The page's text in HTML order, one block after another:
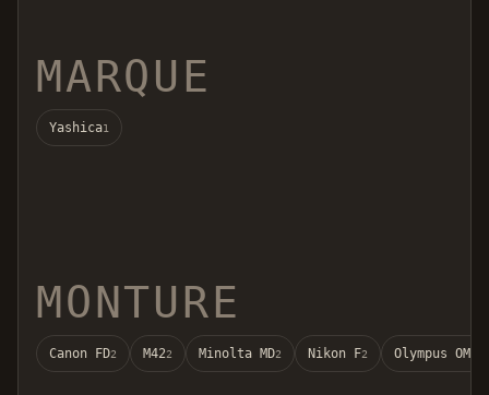
MARQUE
Yashica1
MONTURE
Canon FD2 M422 Minolta MD2 Nikon F2 Olympus OM